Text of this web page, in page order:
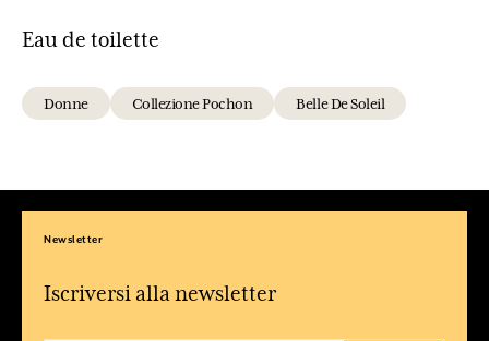
Eau de toilette
Donne Collezione Pochon Belle De Soleil
Newsletter
Iscriversi alla newsletter